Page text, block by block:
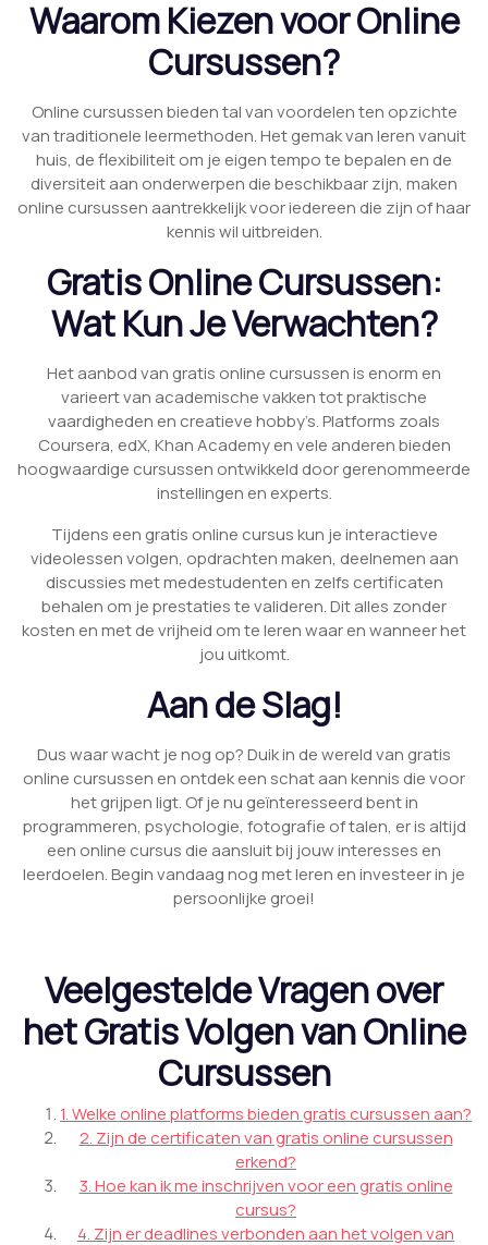
Waarom Kiezen voor Online
Cursussen?
Online cursussen bieden tal van voordelen ten opzichte
van traditionele leermethoden. Het gemak van leren vanuit
huis, de flexibiliteit om je eigen tempo te bepalen en de
diversiteit aan onderwerpen die beschikbaar zijn, maken
online cursussen aantrekkelijk voor iedereen die zijn of haar
kennis wil uitbreiden.
Gratis Online Cursussen:
Wat Kun Je Verwachten?
Het aanbod van gratis online cursussen is enorm en
varieert van academische vakken tot praktische
vaardigheden en creatieve hobby’s. Platforms zoals
Coursera, edX, Khan Academy en vele anderen bieden
hoogwaardige cursussen ontwikkeld door gerenommeerde
instellingen en experts.
Tijdens een gratis online cursus kun je interactieve
videolessen volgen, opdrachten maken, deelnemen aan
discussies met medestudenten en zelfs certificaten
behalen om je prestaties te valideren. Dit alles zonder
kosten en met de vrijheid om te leren waar en wanneer het
jou uitkomt.
Aan de Slag!
Dus waar wacht je nog op? Duik in de wereld van gratis
online cursussen en ontdek een schat aan kennis die voor
het grijpen ligt. Of je nu geïnteresseerd bent in
programmeren, psychologie, fotografie of talen, er is altijd
een online cursus die aansluit bij jouw interesses en
leerdoelen. Begin vandaag nog met leren en investeer in je
persoonlijke groei!
Veelgestelde Vragen over
het Gratis Volgen van Online
Cursussen
1. Welke online platforms bieden gratis cursussen aan?
2. Zijn de certificaten van gratis online cursussen
erkend?
3. Hoe kan ik me inschrijven voor een gratis online
cursus?
4. Zijn er deadlines verbonden aan het volgen van